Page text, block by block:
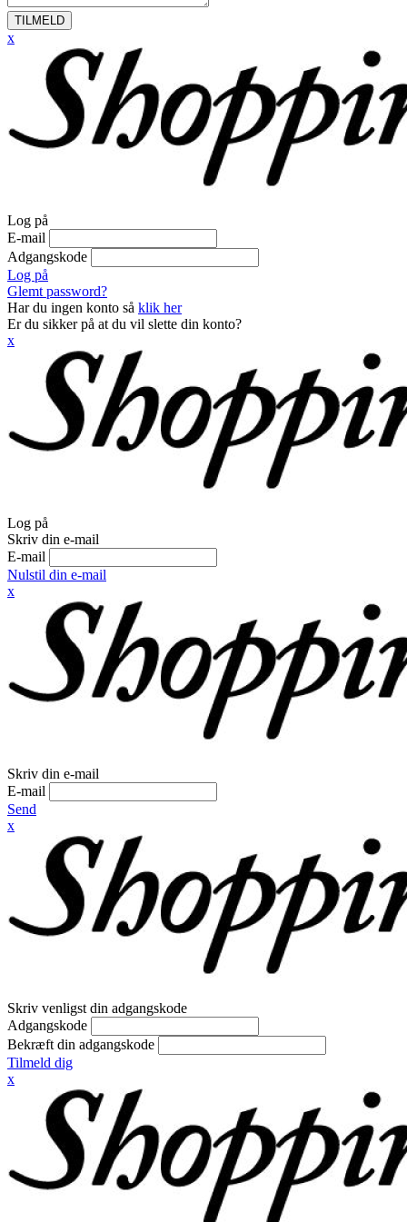
TILMELD
x
Log på
E-mail
Adgangskode
Log på
Glemt password?
Har du ingen konto så klik her
Er du sikker på at du vil slette din konto?
x
Log på
Skriv din e-mail
E-mail
Nulstil din e-mail
x
Skriv din e-mail
E-mail
Send
x
Skriv venligst din adgangskode
Adgangskode
Bekræft din adgangskode
Tilmeld dig
x